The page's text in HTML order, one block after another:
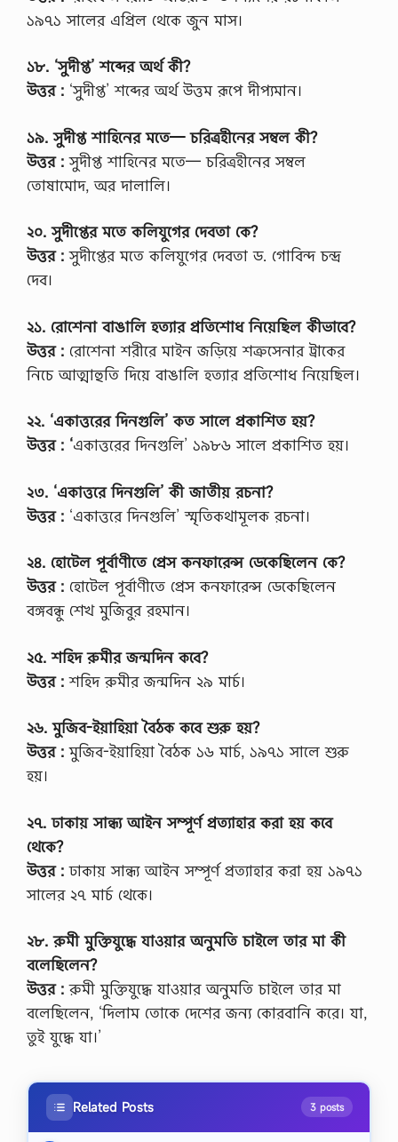
১৯৭১ সালের এপ্রিল থেকে জুন মাস।
১৮. ‘সুদীপ্ত’ শব্দের অর্থ কী?
উত্তর : ‘সুদীপ্ত’ শব্দের অর্থ উত্তম রূপে দীপ্যমান।
১৯. সুদীপ্ত শাহিনের মতে— চরিত্রহীনের সম্বল কী?
উত্তর : সুদীপ্ত শাহিনের মতে— চরিত্রহীনের সম্বল
তোষামোদ, অর দালালি।
২০. সুদীপ্তের মতে কলিযুগের দেবতা কে?
উত্তর : সুদীপ্তের মতে কলিযুগের দেবতা ড. গোবিন্দ চন্দ্র
দেব।
২১. রোশেনা বাঙালি হত্যার প্রতিশোধ নিয়েছিল কীভাবে?
উত্তর : রোশেনা শরীরে মাইন জড়িয়ে শত্রুসেনার ট্রাকের
নিচে আত্মাহুতি দিয়ে বাঙালি হত্যার প্রতিশোধ নিয়েছিল।
২২. ‘একাত্তরের দিনগুলি’ কত সালে প্রকাশিত হয়?
উত্তর : ‘একাত্তরের দিনগুলি’ ১৯৮৬ সালে প্রকাশিত হয়।
২৩. ‘একাত্তরে দিনগুলি’ কী জাতীয় রচনা?
উত্তর : ‘একাত্তরে দিনগুলি’ স্মৃতিকথামূলক রচনা।
২৪. হোটেল পূর্বাণীতে প্রেস কনফারেন্স ডেকেছিলেন কে?
উত্তর : হোটেল পূর্বাণীতে প্রেস কনফারেন্স ডেকেছিলেন
বঙ্গবন্ধু শেখ মুজিবুর রহমান।
২৫. শহিদ রুমীর জন্মদিন কবে?
উত্তর : শহিদ রুমীর জন্মদিন ২৯ মার্চ।
২৬. মুজিব-ইয়াহিয়া বৈঠক কবে শুরু হয়?
উত্তর : মুজিব-ইয়াহিয়া বৈঠক ১৬ মার্চ, ১৯৭১ সালে শুরু
হয়।
২৭. ঢাকায় সান্ধ্য আইন সম্পূর্ণ প্রত্যাহার করা হয় কবে
থেকে?
উত্তর : ঢাকায় সান্ধ্য আইন সম্পূর্ণ প্রত্যাহার করা হয় ১৯৭১
সালের ২৭ মার্চ থেকে।
২৮. রুমী মুক্তিযুদ্ধে যাওয়ার অনুমতি চাইলে তার মা কী
বলেছিলেন?
উত্তর : রুমী মুক্তিযুদ্ধে যাওয়ার অনুমতি চাইলে তার মা
বলেছিলেন, ‘দিলাম তোকে দেশের জন্য কোরবানি করে। যা,
তুই যুদ্ধে যা।’
Related Posts 3 posts